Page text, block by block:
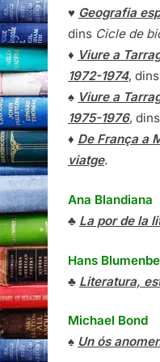
♥ Geografia
dins Cicle de
♦ Viure a
1972-1974,
♠ Viure a
1975-1976,
♦ De França a
viatge.
Ana Blandiana
♣ La por de la
Hans
♣ Literatura,
Michael Bond
♠ Un ós